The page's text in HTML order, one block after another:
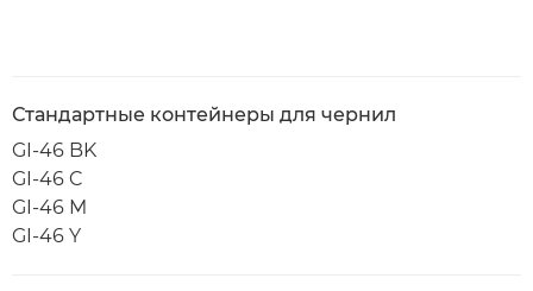
Стандартные контейнеры для чернил
GI-46 BK
GI-46 C
GI-46 M
GI-46 Y